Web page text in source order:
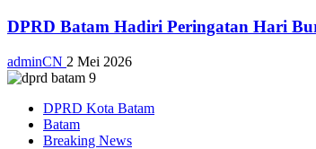
DPRD Batam Hadiri Peringatan Hari
adminCN 2 Mei 2026
DPRD Kota Batam
Batam
Breaking News